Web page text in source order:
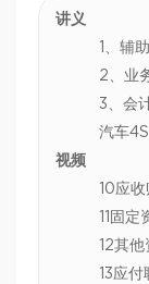
讲义
1、辅
2、业
3、会
汽车
视频
10应
11固
12其
13应